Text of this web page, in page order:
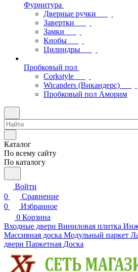
Фурнитура
Дверные ручки
Завертки
Замки
Кнобы
Цилиндры
Пробковый пол
Corkstyle
Wicanders (Викандерс)
Пробковый пол Аморим
Каталог
По всему сайту
По каталогу
Войти
0
Сравнение
0
Избранное
0 Корзина
Входные двери Виниловая плитка
Массивная доска Модульный паркет
двери Паркетная Доска